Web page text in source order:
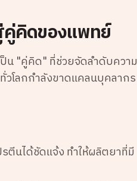
คู่คิดของแพทย์
ป็น "คู่คิด" ที่ช่วยจัดลำดับความ
วโลกกำลังขาดแคลนบุคลากร
ตีนได้ชัดแจ้ง ทำให้ผลิตยาที่มี